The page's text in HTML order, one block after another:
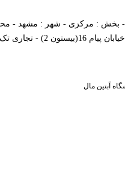
- بخش : مرکزی - شهر : مشهد -
ارشاد - خیابان مهندس (شهید دستغیب 37) - خیابان پیام 16(بیستون 2)
آبتین مال